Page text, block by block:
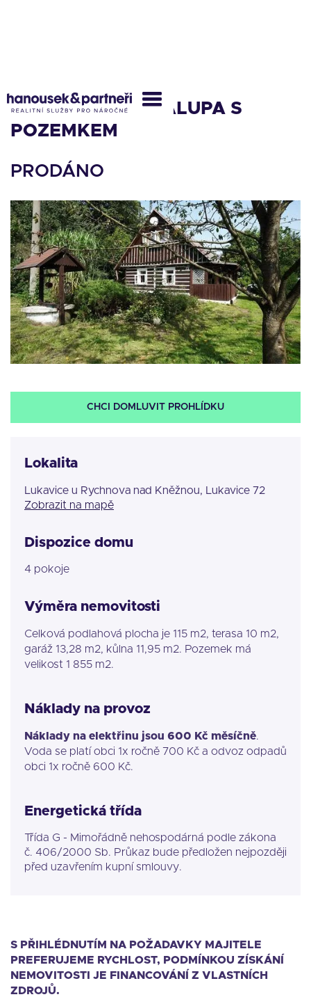
POHÁDKOVÁ CHALUPA S
POZEMKEM
PRODÁNO
CHCI DOMLUVIT PROHLÍDKU
Lokalita
Lukavice u Rychnova nad Kněžnou, Lukavice 72
Zobrazit na mapě
Dispozice domu
4 pokoje
Výměra nemovitosti
Celková podlahová plocha je 115 m2, terasa 10 m2,
garáž 13,28 m2, kůlna 11,95 m2. Pozemek má
velikost 1 855 m2.
Náklady na provoz
Náklady na elektřinu jsou 600 Kč měsíčně.
Voda se platí obci 1x ročně 700 Kč a odvoz odpadů
obci 1x ročně 600 Kč.
Energetická třída
Třída G - Mimořádně nehospodárná podle zákona
č. 406/2000 Sb. Průkaz bude předložen nejpozději
před uzavřením kupní smlouvy.
S PŘIHLÉDNUTÍM NA POŽADAVKY MAJITELE
PREFERUJEME RYCHLOST, PODMÍNKOU ZÍSKÁNÍ
NEMOVITOSTI JE FINANCOVÁNÍ Z VLASTNÍCH
ZDROJŮ.